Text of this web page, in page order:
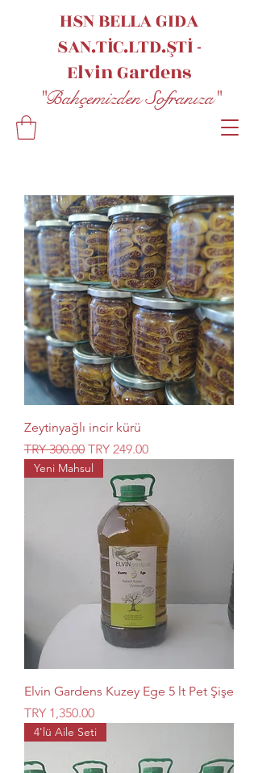
HSN BELLA GIDA
SAN.TİC.LTD.ŞTİ -
ElvinGardens
"Bahçemizden Sofranıza"
Zeytinyağlı incir kürü
Regular Price
TRY 300.00 Sale Price
TRY 249.00
Yeni Mahsul
Elvin Gardens Kuzey Ege 5 lt Pet Şişe
Price
TRY 1,350.00
4'lü Aile Seti